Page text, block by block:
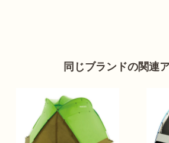
同じブランドの関連